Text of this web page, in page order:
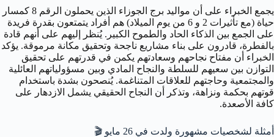
يجمع الخبراء على أن مواليد برج الجوزاء الذين يحملون الرقم 8 كمسار
حياة (مع تأثيرات 2 و 6 من يوم الميلاد) هم أفراد يتمتعون بقدرة فريدة
على الجمع بين الذكاء الحاد والطموح الكبير. يُنظر إليهم على أنهم قادة
بالفطرة، قادرون على بناء مشاريع ناجحة وتحقيق مكانة مرموقة. يؤكد
الخبراء أن مفتاح نجاحهم وسعادتهم يكمن في قدرتهم على تحقيق
التوازن بين سعيهم للسلطة والنجاح المادي وبين مسؤولياتهم العائلية
والمجتمعية وحاجتهم للعلاقات المتناغمة. يُنصحون بشدة باستخدام
قوتهم بحكمة ونزاهة، وتذكر أن النجاح الحقيقي يشمل الازدهار على
كافة الأصعدة.
أمثلة لشخصيات مشهورة ولدت في 26 مايو 🎬